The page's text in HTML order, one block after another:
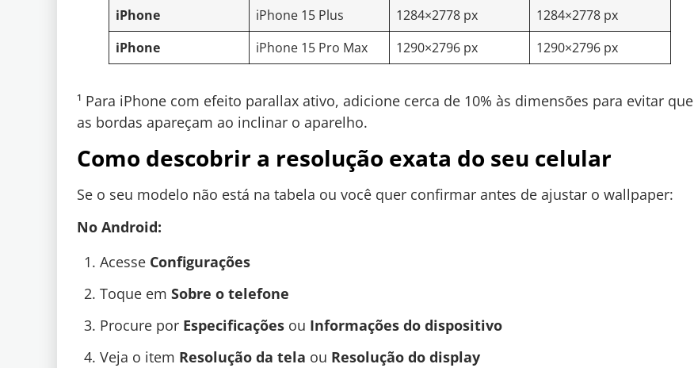
iPhone
iPhone 15 Plus 1284×2778 px
1284×2778 px
iPhone
iPhone 15 Pro Max 1290×2796 px 1290×2796 px
¹ Para iPhone com efeito parallax ativo, adicione cerca de 10% às dimensões para evitar que
as bordas apareçam ao inclinar o aparelho.
Como descobrir a resolução exata do seu celular
Se o seu modelo não está na tabela ou você quer confirmar antes de ajustar o wallpaper:
No Android:
Acesse Configurações
Toque em Sobre o telefone
Procure por Especificaçõesou Informações do dispositivo
Veja o item Resolução da tela ou Resolução do display